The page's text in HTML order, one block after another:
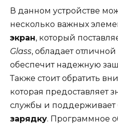
В данном устройстве
несколько важных
экран, который
Glass, обладает отличной
обеспечит надежную
Также стоит обратить
которая предоставляет
службы и поддерживает
зарядку. Программное